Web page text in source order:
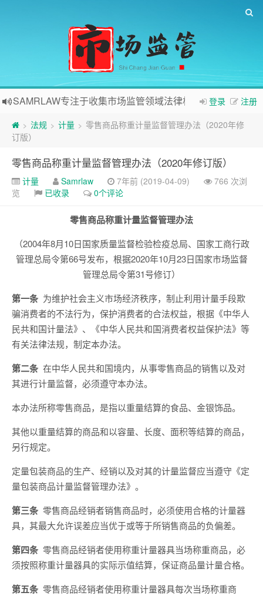
登录 注册
SAMRLAW专注于收集市场监管领域法律相关内容
> 法规 > 计量 > 零售商品称重计量监督管理办法（2020年修
订版）
零售商品称重计量监督管理办法（2020年修订版）
计量 Samrlaw 7年前 (2019-04-09)
766 次浏
览
已收录 0个评论
零售商品称重计量监督管理办法
（2004年8月10日国家质量监督检验检疫总局、国家工商行政
管理总局令第66号发布，根据2020年10月23日国家市场监督
管理总局令第31号修订）
第一条 为维护社会主义市场经济秩序，制止利用计量手段欺
骗消费者的不法行为，保护消费者的合法权益，根据《中华人
民共和国计量法》、《中华人民共和国消费者权益保护法》等
有关法律法规，制定本办法。
第二条 在中华人民共和国境内，从事零售商品的销售以及对
其进行计量监督，必须遵守本办法。
本办法所称零售商品，是指以重量结算的食品、金银饰品。
其他以重量结算的商品和以容量、长度、面积等结算的商品，
另行规定。
定量包装商品的生产、经销以及对其的计量监督应当遵守《定
量包装商品计量监督管理办法》。
第三条 零售商品经销者销售商品时，必须使用合格的计量器
具，其最大允许误差应当优于或等于所销售商品的负偏差。
第四条 零售商品经销者使用称重计量器具当场称重商品，必
须按照称重计量器具的实际示值结算，保证商品量计量合格。
第五条 零售商品经销者使用称重计量器具每次当场称重商